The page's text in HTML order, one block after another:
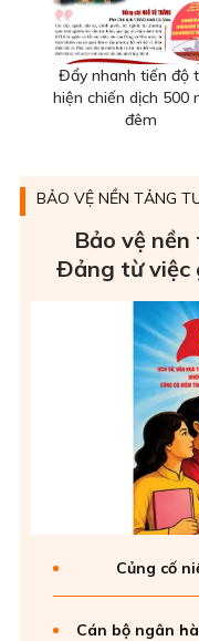
Đẩy nhanh tiến độ
hiện chiến dịch 500
đêm
BẢO VỆ NỀN TẢNG
Bảo vệ
Ðảng từ việc
Củng cố
Cán bộ ngân